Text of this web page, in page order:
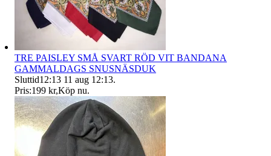
TRE PAISLEY SMÅ SVART RÖD VIT BANDANA
GAMMALDAGS SNUSNÄSDUK
Sluttid12:13 11 aug 12:13.
Pris:199 kr,Köp nu.